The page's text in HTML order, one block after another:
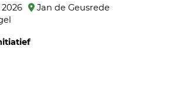
Jan de Geusrede